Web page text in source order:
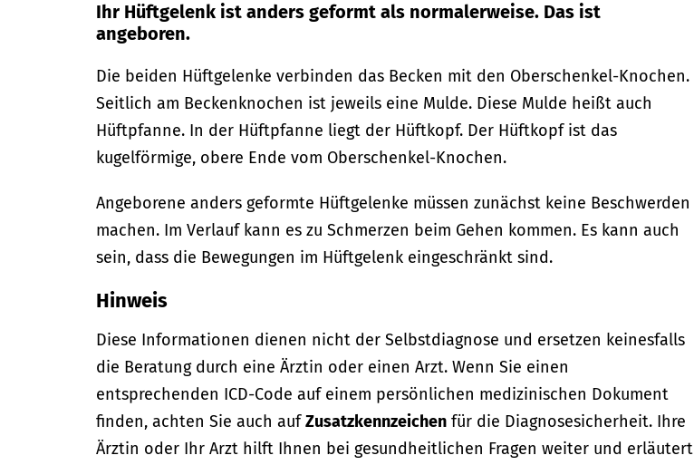
Ihr Hüftgelenk ist anders geformt als normalerweise. Das ist
angeboren.
Die beiden Hüftgelenke verbinden das Becken mit den Oberschenkel-Knochen.
Seitlich am Beckenknochen ist jeweils eine Mulde. Diese Mulde heißt auch
Hüftpfanne. In der Hüftpfanne liegt der Hüftkopf. Der Hüftkopf ist das
kugelförmige, obere Ende vom Oberschenkel-Knochen.
Angeborene anders geformte Hüftgelenke müssen zunächst keine Beschwerden
machen. Im Verlauf kann es zu Schmerzen beim Gehen kommen. Es kann auch
sein, dass die Bewegungen im Hüftgelenk eingeschränkt sind.
Hinweis
Diese Informationen dienen nicht der Selbstdiagnose und ersetzen keinesfalls
die Beratung durch eine Ärztin oder einen Arzt. Wenn Sie einen
entsprechenden ICD-Code auf einem persönlichen medizinischen Dokument
finden, achten Sie auch aufZusatzkennzeichen für die Diagnosesicherheit. Ihre
Ärztin oder Ihr Arzt hilft Ihnen bei gesundheitlichen Fragen weiter und erläutert